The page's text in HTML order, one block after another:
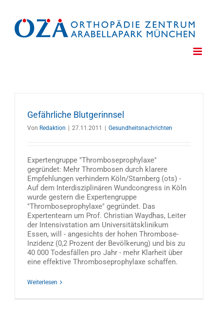
springen
Gefährliche Blutgerinnsel
Von Redaktion 27.11.2011 Gesundheitsnachrichten
Expertengruppe "Thromboseprophylaxe"
gegründet: Mehr Thrombosen durch klarere
Empfehlungen verhindern Köln/Starnberg (ots) -
Auf dem Interdisziplinären Wundcongress in Köln
wurde gestern die Expertengruppe
"Thromboseprophylaxe" gegründet. Das
Expertenteam um Prof. Christian Waydhas, Leiter
der Intensivstation am Universitätsklinikum
Essen, will - angesichts der hohen Thrombose-
Inzidenz (0,2 Prozent der Bevölkerung) und bis zu
40 000 Todesfällen pro Jahr - mehr Klarheit über
eine effektive Thromboseprophylaxe schaffen.
Weiterlesen